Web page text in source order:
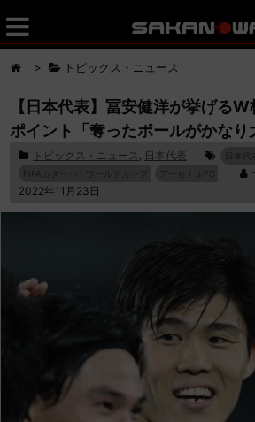
> トピックス・ニュース
【日本代表】冨安健洋が挙げる
ポイント「奪ったボールがかなり
トピックス・ニュース , 日本代表
FIFAカタール・ワールドカップ
2022年11月23日